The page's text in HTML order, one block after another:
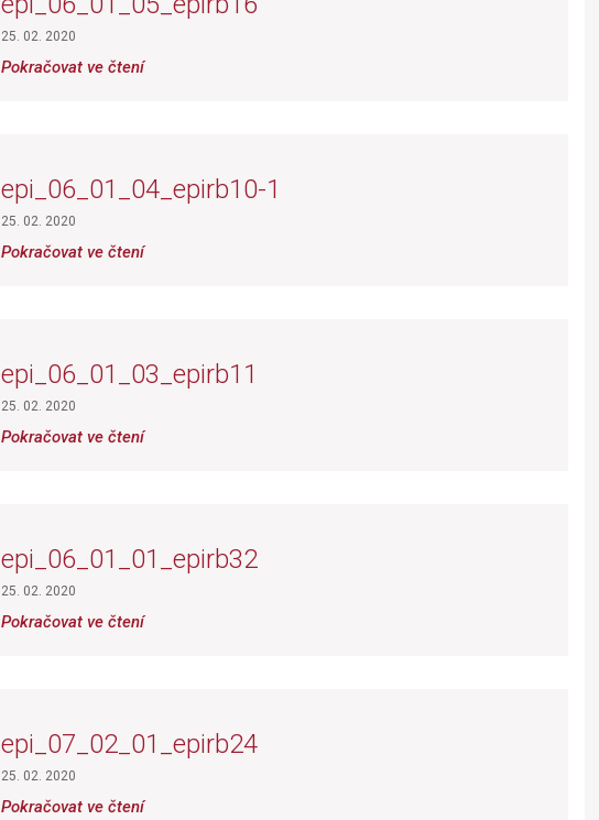
25. 02. 2020
Pokračovat ve čtení
epi_06_01_04_epirb10-1
25. 02. 2020
Pokračovat ve čtení
epi_06_01_03_epirb11
25. 02. 2020
Pokračovat ve čtení
epi_06_01_01_epirb32
25. 02. 2020
Pokračovat ve čtení
epi_07_02_01_epirb24
25. 02. 2020
Pokračovat ve čtení